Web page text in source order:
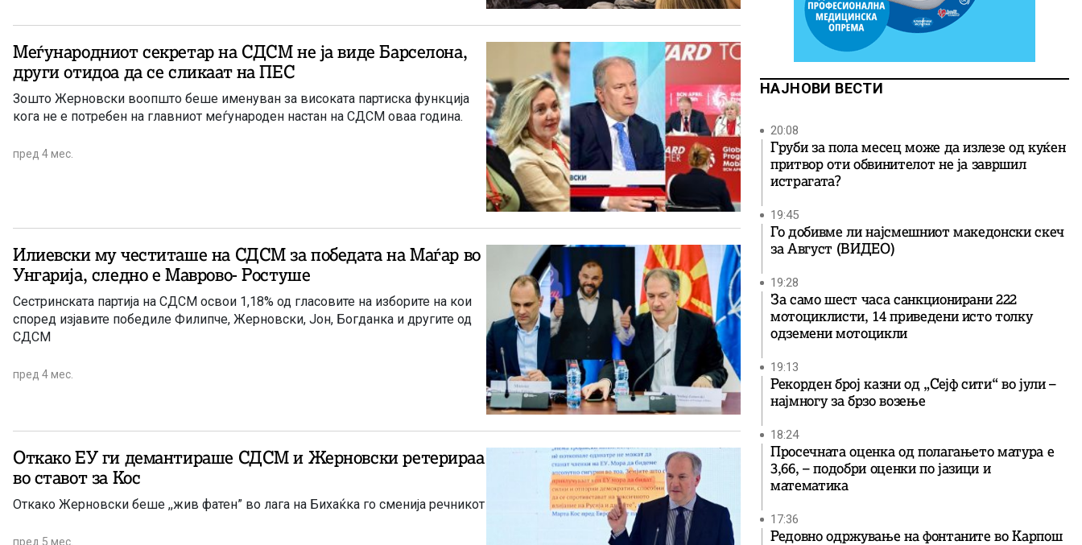
Меѓународниот секретар на СДСМ не ја виде Барселона,
други отидоа да се сликаат на ПЕС
Зошто Жерновски воопшто беше именуван за високата партиска функција
кога не е потребен на главниот меѓународен настан на СДСМ оваа година.
пред 4 мес.
Илиевски му честиташе на СДСМ за победата на Маѓар во
Унгарија, следно е Маврово- Ростуше
Сестринската партија на СДСМ освои 1,18% од гласовите на изборите на кои
според изјавите победиле Филипче, Жерновски, Јон, Богданка и другите од
СДСМ
пред 4 мес.
Откако ЕУ ги демантираше СДСМ и Жерновски ретерираа
во ставот за Кос
Откако Жерновски беше ,,жив фатен” во лага на Бихаќка го сменија речникот
пред 5 мес.
НАЈНОВИ ВЕСТИ
20:08
Груби за пола месец може да излезе од куќен
притвор оти обвинителот не ја завршил
истрагата?
19:45
Го добивме ли најсмешниот македонски скеч
за Август (ВИДЕО)
19:28
За само шест часа санкционирани 222
мотоциклисти, 14 приведени исто толку
одземени мотоцикли
19:13
Рекорден број казни од „Сејф сити“ во јули –
најмногу за брзо возење
18:24
Просечната оценка од полагањето матура е
3,66, – подобри оценки по јазици и
математика
17:36
Редовно одржување на фонтаните во Карпош